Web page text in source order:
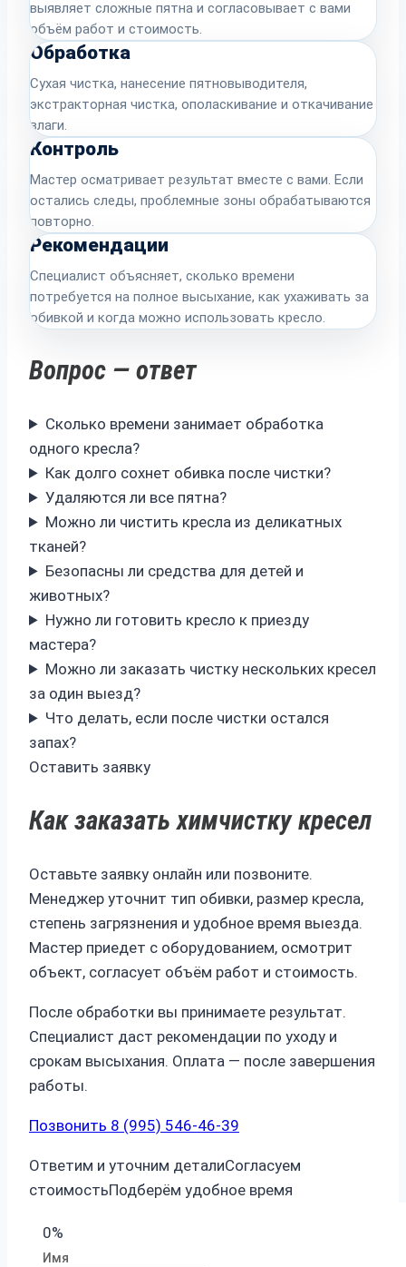
выявляет сложные пятна и согласовывает с вами
объём работ и стоимость.
Обработка
Сухая чистка, нанесение пятновыводителя,
экстракторная чистка, ополаскивание и откачивание
влаги.
Контроль
Мастер осматривает результат вместе с вами. Если
остались следы, проблемные зоны обрабатываются
повторно.
Рекомендации
Специалист объясняет, сколько времени
потребуется на полное высыхание, как ухаживать за
обивкой и когда можно использовать кресло.
Вопрос — ответ
Сколько времени занимает обработка
одного кресла?
Как долго сохнет обивка после чистки?
Удаляются ли все пятна?
Можно ли чистить кресла из деликатных
тканей?
Безопасны ли средства для детей и
животных?
Нужно ли готовить кресло к приезду
мастера?
Можно ли заказать чистку нескольких кресел
за один выезд?
Что делать, если после чистки остался
запах?
Оставить заявку
Как заказать химчистку кресел
Оставьте заявку онлайн или позвоните.
Менеджер уточнит тип обивки, размер кресла,
степень загрязнения и удобное время выезда.
Мастер приедет с оборудованием, осмотрит
объект, согласует объём работ и стоимость.
После обработки вы принимаете результат.
Специалист даст рекомендации по уходу и
срокам высыхания. Оплата — после завершения
работы.
Позвонить 8 (995) 546-46-39
Ответим и уточним деталиСогласуем
стоимостьПодберём удобное время
0%
Имя